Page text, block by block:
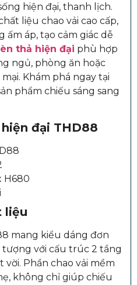
hiện đại, thanh lịch.
liệu chao vải cao cấp,
ấm áp, tạo cảm giác dễ
èn thả hiện đại phù hợp
ngủ, phòng ăn hoặc
Khám phá ngay tại
phẩm chiếu sáng sang
đại THD88
H680
liệu
mang kiểu dáng đơn
với cấu trúc 2 tầng
Phần chao vải mềm
không chỉ giúp chiếu